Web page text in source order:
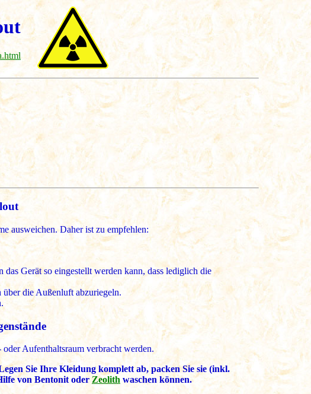
ausweichen. Daher ist zu empfehlen:
Gerät so eingestellt werden kann, dass lediglich die
die Außenluft abzuriegeln.
Aufenthaltsraum verbracht werden.
Sie Ihre Kleidung komplett ab, packen Sie sie (inkl.
von Bentonit oderZeolith waschen können.